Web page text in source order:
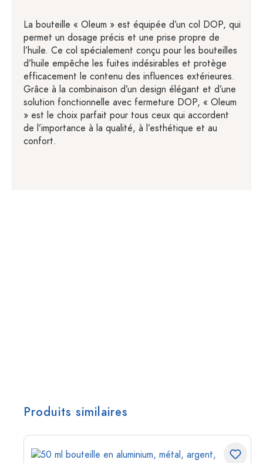
La bouteille « Oleum » est équipée d’un col DOP, qui
permet un dosage précis et une prise propre de
l’huile. Ce col spécialement conçu pour les bouteilles
d’huile empêche les fuites indésirables et protège
efficacement le contenu des influences extérieures.
Grâce à la combinaison d’un design élégant et d’une
solution fonctionnelle avec fermeture DOP, « Oleum
» est le choix parfait pour tous ceux qui accordent
de l’importance à la qualité, à l’esthétique et au
confort.
Produits similaires